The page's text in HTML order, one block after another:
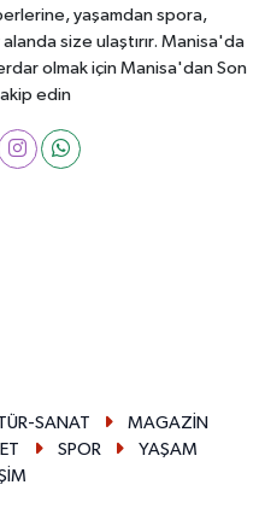
yaşamdan spora,
size ulaştırır. Manisa'da
olmak için Manisa'dan Son
edin
SANAT
MAGAZİN
SPOR
YAŞAM